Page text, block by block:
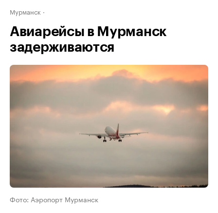
Мурманск
Авиарейсы в Мурманск
задерживаются
Фото: Аэропорт Мурманск